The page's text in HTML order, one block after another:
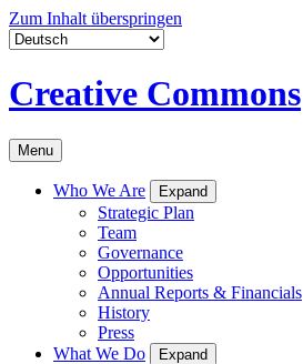
Zum Inhalt überspringen
Creative Commons
Menu
Who We Are Expand
Strategic Plan
Team
Governance
Opportunities
Annual Reports & Financials
History
Press
What We Do
Expand